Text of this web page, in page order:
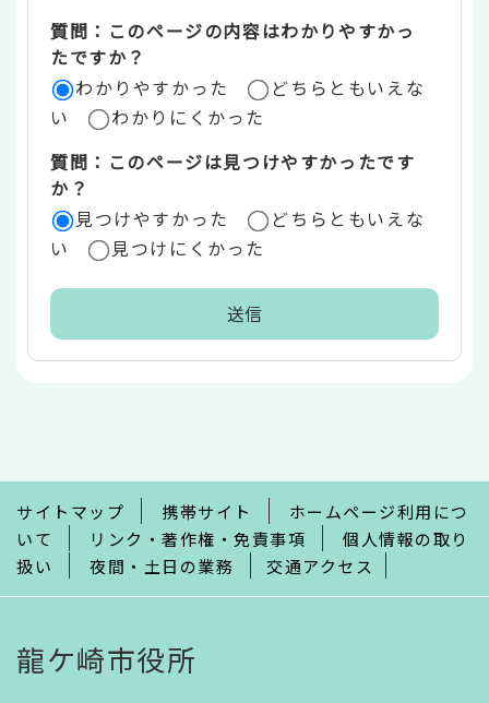
リ
ア
質問：このページの内容はわかりやすかっ
たですか？
わかりやすかった
どちらともいえな
い
わかりにくかった
質問：このページは見つけやすかったです
か？
見つけやすかった
どちらともいえな
い
見つけにくかった
で
サイトマップ 携帯サイト
ホームページ利用につ
いて
リンク・著作権・免責事項
個人情報の取り
扱い
夜間・土日の業務 交通アクセス
龍ケ崎市役所